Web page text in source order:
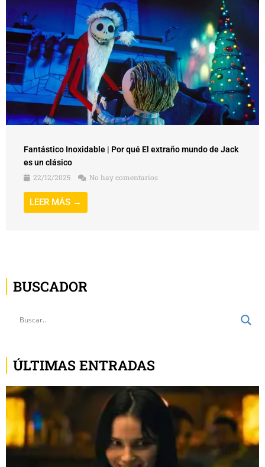
Fantástico Inoxidable | Por qué El extraño mundo de Jack
es un clásico
22/12/2025
No hay comentarios
LEER MÁS →
BUSCADOR
ÚLTIMAS ENTRADAS